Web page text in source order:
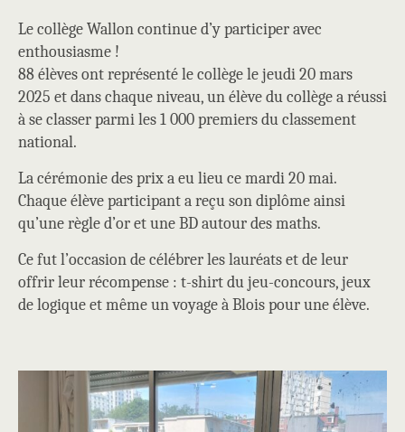
Le collège Wallon continue d’y participer avec
enthousiasme !
88 élèves ont représenté le collège le jeudi 20 mars
2025 et dans chaque niveau, un élève du collège a réussi
à se classer parmi les 1 000 premiers du classement
national.
La cérémonie des prix a eu lieu ce mardi 20 mai.
Chaque élève participant a reçu son diplôme ainsi
qu’une règle d’or et une BD autour des maths.
Ce fut l’occasion de célébrer les lauréats et de leur
offrir leur récompense : t-shirt du jeu-concours, jeux
de logique et même un voyage à Blois pour une élève.